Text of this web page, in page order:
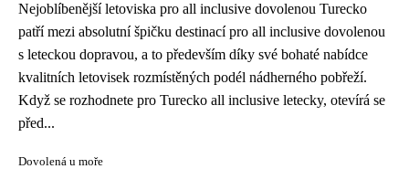
Nejoblíbenější letoviska pro all inclusive dovolenou Turecko
patří mezi absolutní špičku destinací pro all inclusive dovolenou
s leteckou dopravou, a to především díky své bohaté nabídce
kvalitních letovisek rozmístěných podél nádherného pobřeží.
Když se rozhodnete pro Turecko all inclusive letecky, otevírá se
před...
Dovolená u moře